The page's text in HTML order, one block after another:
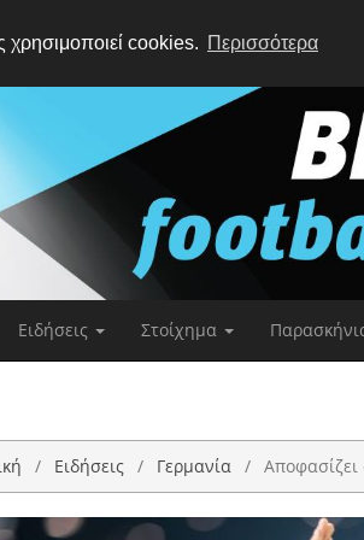
χρησιμοποιεί cookies. Περισσότερα
Ειδήσεις Στοίχημα
Ειδήσεις Γερμανία Αποφασίζει